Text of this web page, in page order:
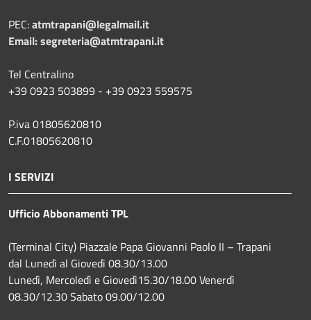
PEC:atmtrapani@legalmail.it
Email:segreteria@atmtrapani.it
Tel Centralino
+39 0923 503899 - +39 0923 559575
P.iva 01805620810
C.F.01805620810
I SERVIZI
Ufficio Abbonamenti TPL
(Terminal City) Piazzale Papa Giovanni Paolo II – Trapani
dal Lunedì al Giovedì 08.30/13.00
Lunedì, Mercoledì e Giovedì15.30/18.00 Venerdì
08.30/12.30 Sabato 09.00/12.00